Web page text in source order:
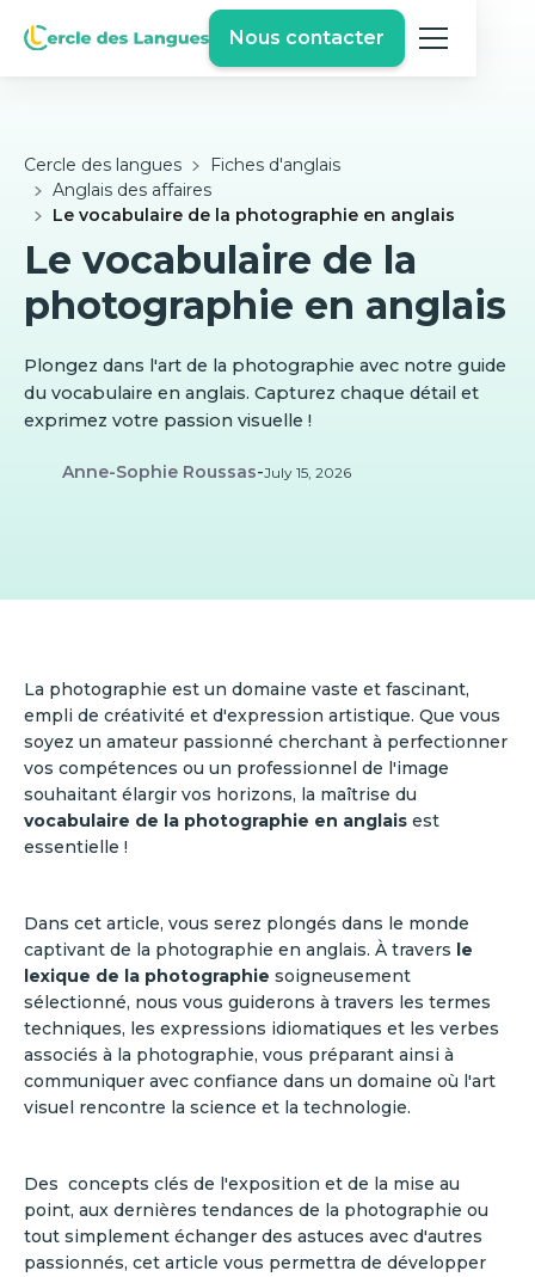
Nous contacter
Cercle des langues
Fiches d'anglais
Anglais des affaires
Le vocabulaire de la photographie en anglais
Le vocabulaire de la
photographie en anglais
Plongez dans l'art de la photographie avec notre guide
du vocabulaire en anglais. Capturez chaque détail et
exprimez votre passion visuelle !
Anne-Sophie Roussas-July 15, 2026
La photographie est un domaine vaste et fascinant,
empli de créativité et d'expression artistique. Que vous
soyez un amateur passionné cherchant à perfectionner
vos compétences ou un professionnel de l'image
souhaitant élargir vos horizons, la maîtrise du
vocabulaire de la photographie en anglais est
essentielle !
Dans cet article, vous serez plongés dans le monde
captivant de la photographie en anglais. À travers le
lexique de la photographie soigneusement
sélectionné, nous vous guiderons à travers les termes
techniques, les expressions idiomatiques et les verbes
associés à la photographie, vous préparant ainsi à
communiquer avec confiance dans un domaine où l'art
visuel rencontre la science et la technologie.
Des concepts clés de l'exposition et de la mise au
point, aux dernières tendances de la photographie ou
tout simplement échanger des astuces avec d'autres
passionnés, cet article vous permettra de développer